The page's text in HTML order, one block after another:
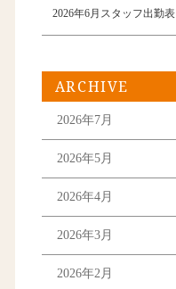
2026年6月スタッフ出勤表
ARCHIVE
2026年7月
2026年5月
2026年4月
2026年3月
2026年2月